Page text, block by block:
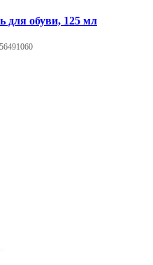
для обуви, 125 мл